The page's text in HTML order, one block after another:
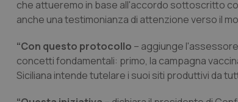
che attueremo in base all'accordo sottoscritto
anche una testimonianza di attenzione verso il
“Con questo protocollo – aggiunge
concetti fondamentali: primo, la campagna
Siciliana intende tutelare i suoi siti produttivi da